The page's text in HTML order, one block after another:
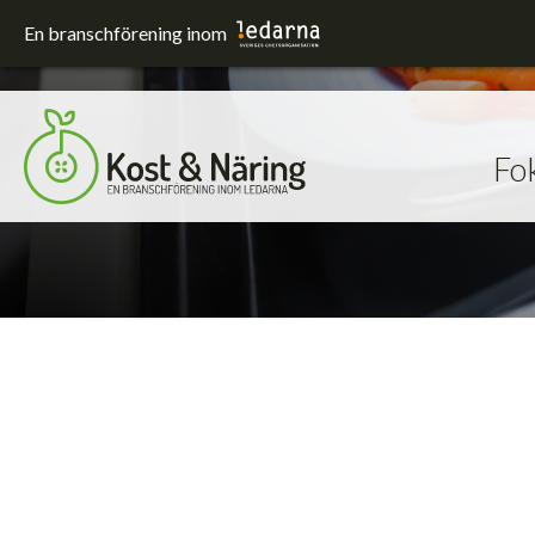
En branschförening inom
Fokusområden
Förskola och skola
Sjukhus